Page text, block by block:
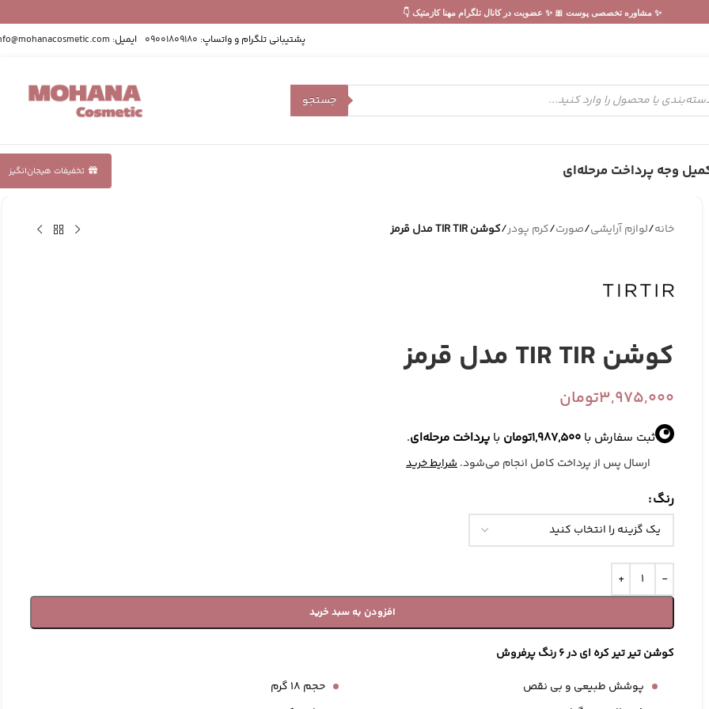
✨ مشاوره تخصصی پوست 🎀 ✨ عضویت در کانال تلگرام مهنا کازمتیک 👇
پشتیبانی تلگرام و واتساپ: 09001809180 ایمیل:
جستجو
آرایش صورت
رژ گونه
پرایمر
تثبیت کننده آرایش
ابزارهای آرایشی
براش آرایش
پد آرایشی
کالکشن
وجه پرداخت مرحله‌ای تخفیفات هیجان‌انگیز
خانه/لوازم آرایشی/صورت/کرم پودر/کوشن TIR TIR مدل قرمز
کوشن TIR TIR مدل قرمز
3,975,000تومان
ثبت سفارش با 1,987,500تومان با پرداخت مرحله‌ای.
ارسال پس از پرداخت کامل انجام می‌شود.شرایط خرید
رنگ
افزودن به سبد خرید
کوشن تیر تیر کره ای در 6 رنگ پرفروش
پوشش طبیعی و بی نقص
حجم 18 گرم